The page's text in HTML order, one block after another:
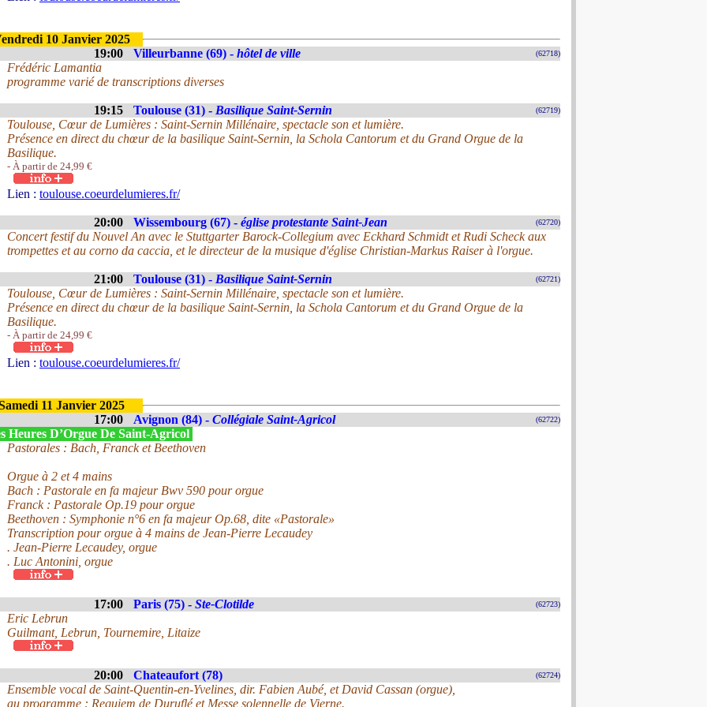
10 Janvier 2025
19:00
Villeurbanne (69) - hôtel de ville (62718)
Frédéric Lamantia
programme varié de transcriptions diverses
19:15 Toulouse (31) - Basilique Saint-Sernin (62719)
Toulouse, Cœur de Lumières : Saint-Sernin Millénaire, spectacle son et lumière.
Présence en direct du chœur de la basilique Saint-Sernin, la Schola Cantorum et du Grand Orgue de la
Basilique.
- À partir de 24,99 €
Lien : toulouse.coeurdelumieres.fr/
20:00 Wissembourg (67) - église protestante Saint-Jean (62720)
Concert festif du Nouvel An avec le Stuttgarter Barock-Collegium avec Eckhard Schmidt et Rudi Scheck aux
trompettes et au corno da caccia, et le directeur de la musique d'église Christian-Markus Raiser à l'orgue.
21:00 Toulouse (31) - Basilique Saint-Sernin (62721)
Toulouse, Cœur de Lumières : Saint-Sernin Millénaire, spectacle son et lumière.
Présence en direct du chœur de la basilique Saint-Sernin, la Schola Cantorum et du Grand Orgue de la
Basilique.
- À partir de 24,99 €
Lien : toulouse.coeurdelumieres.fr/
11 Janvier 2025
17:00
Avignon (84) - Collégiale Saint-Agricol (62722)
Heures D’Orgue De Saint-Agricol
Pastorales : Bach, Franck et Beethoven
Orgue à 2 et 4 mains
Bach : Pastorale en fa majeur Bwv 590 pour orgue
Franck : Pastorale Op.19 pour orgue
Beethoven : Symphonie n°6 en fa majeur Op.68, dite «Pastorale»
Transcription pour orgue à 4 mains de Jean-Pierre Lecaudey
. Jean-Pierre Lecaudey, orgue
. Luc Antonini, orgue
17:00 Paris (75) - Ste-Clotilde (62723)
Eric Lebrun
Guilmant, Lebrun, Tournemire, Litaize
20:00 Chateaufort (78) (62724)
Ensemble vocal de Saint-Quentin-en-Yvelines, dir. Fabien Aubé, et David Cassan (orgue),
au programme : Requiem de Duruflé et Messe solennelle de Vierne.